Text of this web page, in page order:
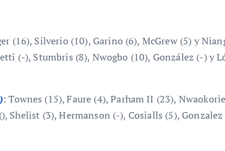
(16), Silverio (10), Garino (6), McGrew (5) y
(-), Stumbris (8), Nwogbo (10), González (-) y
: Townes (15), Faure (4), Parham II (23),
Shelist (3), Hermanson (-), Cosialls (5),